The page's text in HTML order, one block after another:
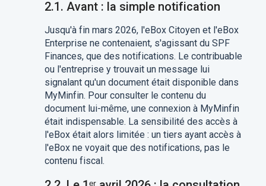
2.1. Avant : la simple notification
Jusqu'à fin mars 2026, l'eBox Citoyen et l'eBox
Enterprise ne contenaient, s'agissant du SPF
Finances, que des notifications. Le contribuable
ou l'entreprise y trouvait un message lui
signalant qu'un document était disponible dans
MyMinfin. Pour consulter le contenu du
document lui-même, une connexion à MyMinfin
était indispensable. La sensibilité des accès à
l'eBox était alors limitée : un tiers ayant accès à
l'eBox ne voyait que des notifications, pas le
contenu fiscal.